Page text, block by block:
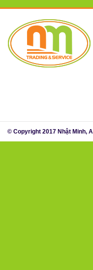
© Copyright 2017 Nhật Minh,